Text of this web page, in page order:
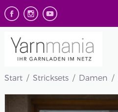
Start Stricksets Damen